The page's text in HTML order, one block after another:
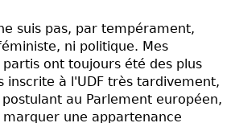
suis pas, par tempérament,
ni politique. Mes
ont toujours été des plus
inscrite à l'UDF très tardivement,
au Parlement européen,
une appartenance